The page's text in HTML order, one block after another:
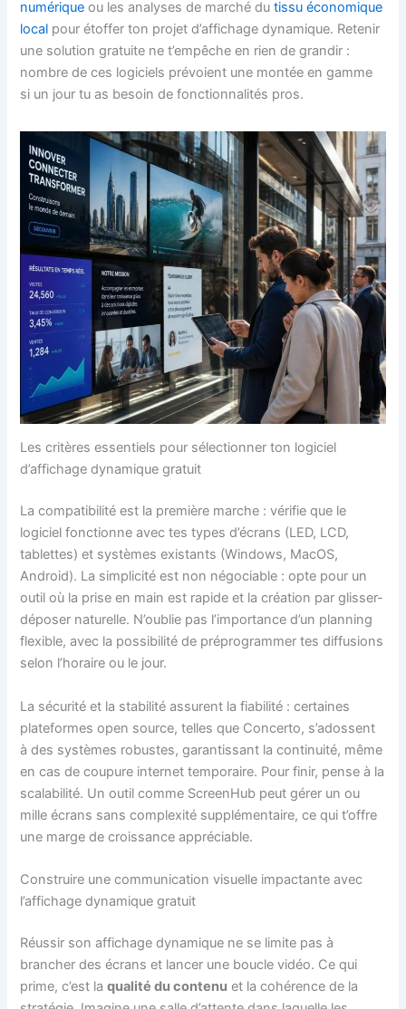
numérique ou les analyses de marché dutissu économique
local pour étoffer ton projet d’affichage dynamique. Retenir
une solution gratuite ne t’empêche en rien de grandir :
nombre de ces logiciels prévoient une montée en gamme
si un jour tu as besoin de fonctionnalités pros.
Les critères essentiels pour sélectionner ton logiciel
d’affichage dynamique gratuit
La compatibilité est la première marche : vérifie que le
logiciel fonctionne avec tes types d’écrans (LED, LCD,
tablettes) et systèmes existants (Windows, MacOS,
Android). La simplicité est non négociable : opte pour un
outil où la prise en main est rapide et la création par glisser-
déposer naturelle. N’oublie pas l’importance d’un planning
flexible, avec la possibilité de préprogrammer tes diffusions
selon l’horaire ou le jour.
La sécurité et la stabilité assurent la fiabilité : certaines
plateformes open source, telles que Concerto, s’adossent
à des systèmes robustes, garantissant la continuité, même
en cas de coupure internet temporaire. Pour finir, pense à la
scalabilité. Un outil comme ScreenHub peut gérer un ou
mille écrans sans complexité supplémentaire, ce qui t’offre
une marge de croissance appréciable.
Construire une communication visuelle impactante avec
l’affichage dynamique gratuit
Réussir son affichage dynamique ne se limite pas à
brancher des écrans et lancer une boucle vidéo. Ce qui
prime, c’est laqualité du contenu et la cohérence de la